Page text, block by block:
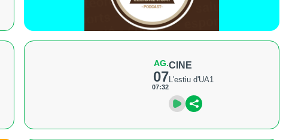
AG.
07
07:32
CINE
L'estiu d'UA1